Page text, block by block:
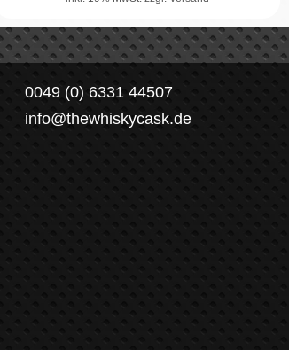
0049 (0) 6331 44507
info@thewhiskycask.de